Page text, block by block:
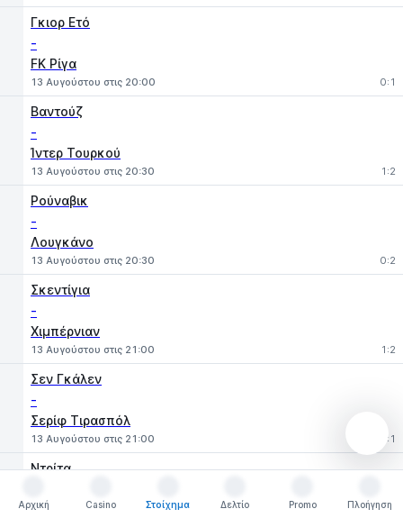
Γκιορ Ετό
-
FK Ρίγα
13 Αυγούστου στις 20:00 0:1
Βαντούζ
-
Ίντερ Τουρκού
13 Αυγούστου στις 20:30 1:2
Ρούναβικ
-
Λουγκάνο
13 Αυγούστου στις 20:30 0:2
Σκεντίγια
-
Χιμπέρνιαν
13 Αυγούστου στις 21:00 1:2
Σεν Γκάλεν
-
Σερίφ Τιρασπόλ
13 Αυγούστου στις 21:00 3:1
Ντρίτα
Τρε Φιόρι
Αρχική
Casino
Στοίχημα
Δελτίο
Promo
Πλοήγηση